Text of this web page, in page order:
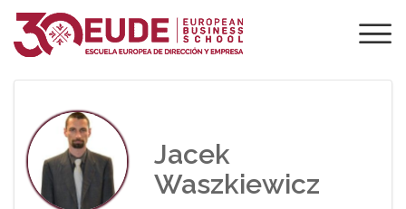
PROFESORADO DE
EUDE
Jacek
Waszkiewicz